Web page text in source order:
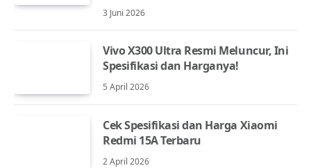
3 Juni 2026
Vivo X300 Ultra Resmi Meluncur, Ini
Spesifikasi dan Harganya!
5 April 2026
Cek Spesifikasi dan Harga Xiaomi
Redmi 15A Terbaru
2 April 2026